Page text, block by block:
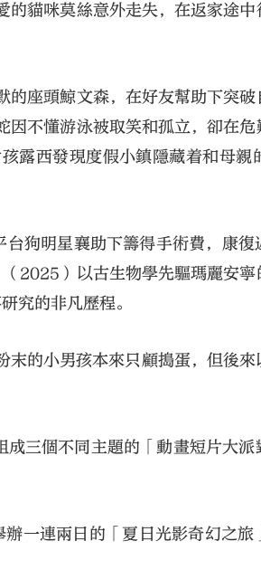
貓咪莫絲意外走失，在返家途
座頭鯨文森，在好友幫助下突
不懂游泳被取笑和孤立，卻在
露西發現度假小鎮隱藏着和母親
狗明星襄助下籌得手術費，康
2025）以古生物學先驅瑪麗安
究的非凡歷程。
的小男孩本來只顧搗蛋，但後
三個不同主題的「動畫短片大
一連兩日的「夏日光影奇幻之旅